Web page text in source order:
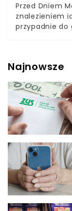
Przed Dniem
znalezieniem
przypadnie do
swoją mamę!
Najnowsze